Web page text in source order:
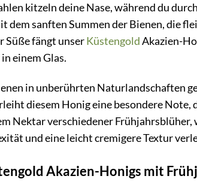
kitzeln deine Nase, während du
sanften Summen der Bienen, die
fängt unserKüstengoldAkazien-
einem Glas.
in unberührten Naturlandschaften
diesem Honig eine besondere
Nektar verschiedener Frühjahrsblüher,
und eine leicht cremigere Textur
Akazien-Honigs mit